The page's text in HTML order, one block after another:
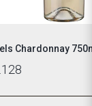
Chardonnay